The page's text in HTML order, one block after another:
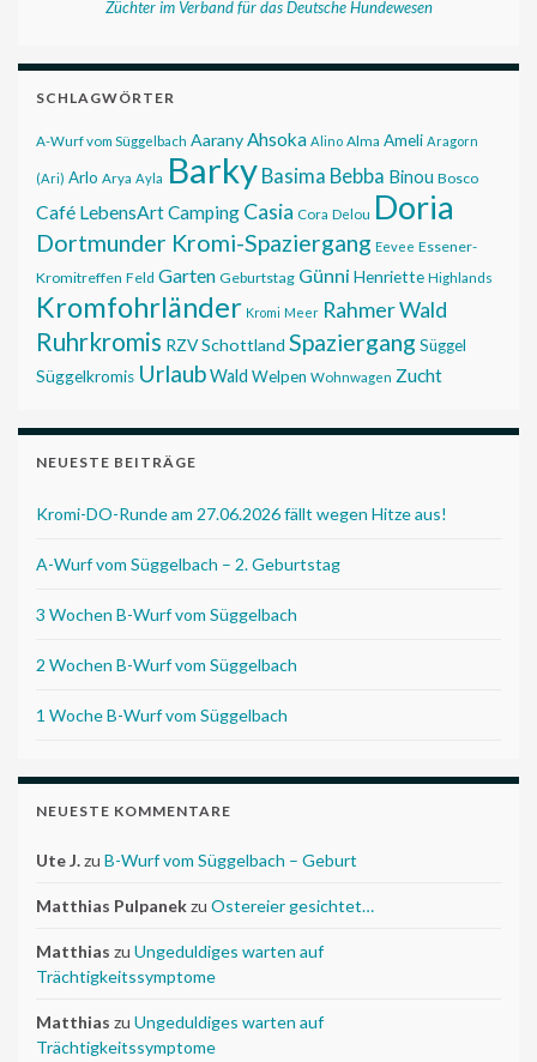
Züchter im Verband für das Deutsche Hundewesen
SCHLAGWÖRTER
A-Wurf vom Süggelbach AaranyAhsoka Alino Alma Ameli Aragorn
(Ari) Arlo Arya Ayla BarkyBasima Bebba Binou Bosco
Café LebensArtCamping Casia Cora Delou Doria
Dortmunder Kromi-Spaziergang Eevee Essener-
Kromitreffen Feld Garten Geburtstag Günni Henriette Highlands
Kromfohrländer Kromi Meer Rahmer Wald
Ruhrkromis RZVSchottland Spaziergang Süggel
Süggelkromis UrlaubWald Welpen Wohnwagen Zucht
NEUESTE BEITRÄGE
Kromi-DO-Runde am 27.06.2026 fällt wegen Hitze aus!
A-Wurf vom Süggelbach – 2. Geburtstag
3 Wochen B-Wurf vom Süggelbach
2 Wochen B-Wurf vom Süggelbach
1 Woche B-Wurf vom Süggelbach
NEUESTE KOMMENTARE
Ute J.zu B-Wurf vom Süggelbach – Geburt
Matthias Pulpanekzu Ostereier gesichtet…
Matthias zu Ungeduldiges warten auf
Trächtigkeitssymptome
Matthias zu Ungeduldiges warten auf
Trächtigkeitssymptome